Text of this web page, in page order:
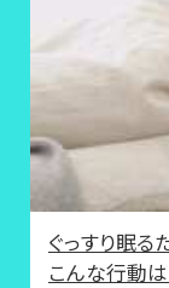
ぐっすり眠る
こんな行動は